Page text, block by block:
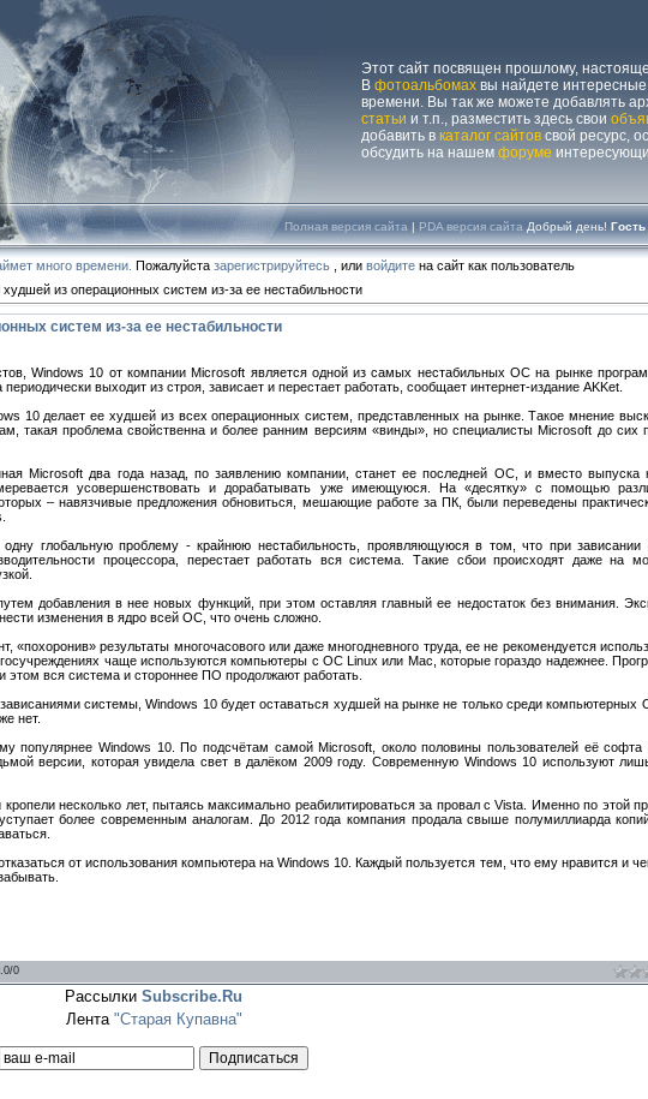
Этот сайт посвящен прошлому,
В фотоальбомах вы найдете
времени. Вы так же можете добавлять
статьи и т.п., разместить здесь свои
добавить в каталог сайтов свой ресурс,
обсудить на нашем форуме
Полная версия сайта | PDA версия сайта Добрый день! Гость
много времени. Пожалуйста зарегистрируйтесь, или войдитена сайт как пользователь
из операционных систем из-за ее нестабильности
систем из-за ее нестабильности
Windows 10 от компании Microsoft является одной из самых нестабильных ОС на рынке
выходит из строя, зависает и перестает работать, сообщает интернет-издание AKKet.
10 делает ее худшей из всех операционных систем, представленных на рынке. Такое мнение
такая проблема свойственна и более ранним версиям «винды», но специалисты Microsoft до сих
Microsoft два года назад, по заявлению компании, станет ее последней ОС, и вместо выпуска
усовершенствовать и дорабатывать уже имеющуюся. На «десятку» с помощью
– навязчивые предложения обновиться, мешающие работе за ПК, были переведены
глобальную проблему - крайнюю нестабильность, проявляющуюся в том, что при зависании
процессора, перестает работать вся система. Такие сбои происходят даже на
добавления в нее новых функций, при этом оставляя главный ее недостаток без внимания.
изменения в ядро всей ОС, что очень сложно.
«похоронив» результаты многочасового или даже многодневного труда, ее не рекомендуется
чаще используются компьютеры с ОС Linux или Mac, которые гораздо надежнее.
этом вся система и стороннее ПО продолжают работать.
системы, Windows 10 будет оставаться худшей на рынке не только среди компьютерных
нет.
популярнее Windows 10. По подсчётам самой Microsoft, около половины пользователей её софта
версии, которая увидела свет в далёком 2009 году. Современную Windows 10 используют
несколько лет, пытаясь максимально реабилитироваться за провал с Vista. Именно по этой
более современным аналогам. До 2012 года компания продала свыше полумиллиарда
от использования компьютера на Windows 10. Каждый пользуется тем, что ему нравится и
/0
Рассылки Subscribe.Ru
Лента "Старая Купавна"